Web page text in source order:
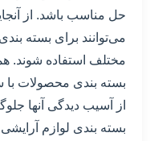
حل مناسب باشد. از
می‌توانند برای بسته
مختلف استفاده شوند.
بسته بندی محصولات
از آسیب دیدگی آنها
بسته بندی لوازم